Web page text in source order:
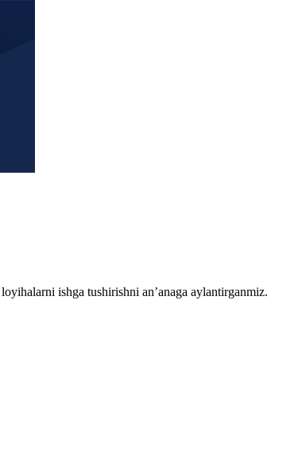
ishga tushirishni an’anaga aylantirganmiz.